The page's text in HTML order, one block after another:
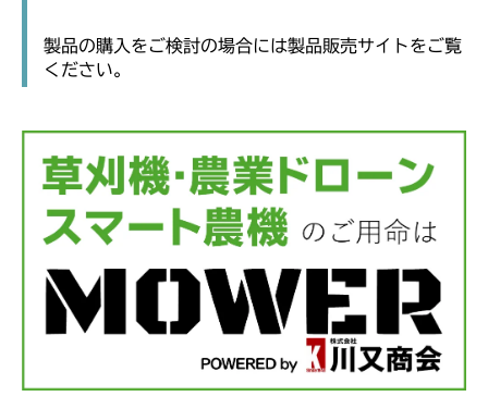
製品の購入をご検討の場合には製品販売サイトをご覧
ください。